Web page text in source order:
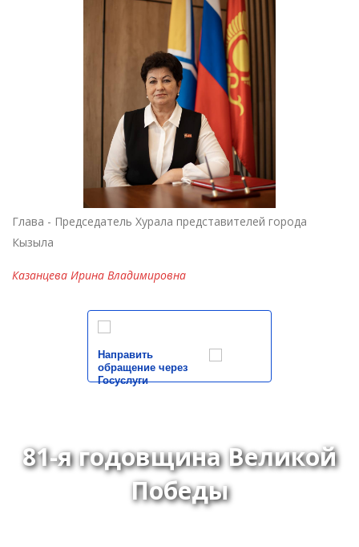
Глава - Председатель Хурала представителей города
Кызыла
Казанцева Ирина Владимировна
Направить
обращение через
Госуслуги
81-я годовщина Великой
Победы